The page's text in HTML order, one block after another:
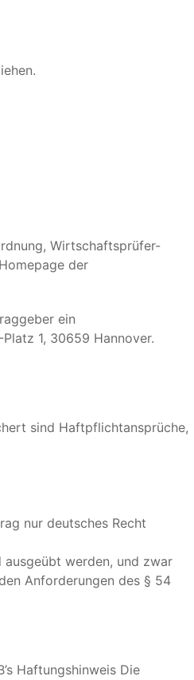
Wirtschaftsprüfer-
der
ein
1, 30659 Hannover.
sind Haftpflichtansprüche,
nur deutsches Recht
werden, und zwar
Anforderungen des § 54
Haftungshinweis Die